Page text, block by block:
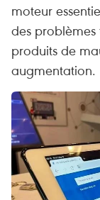
moteur
des problèmes
produits de
augmentation.